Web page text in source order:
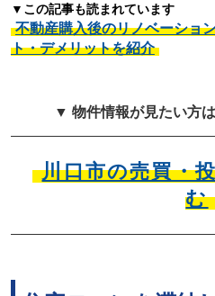
▼この記事も読まれています
不動産購入後のリノベーショ
ト・デメリットを紹介
▼ 物件情報が見たい方
川口市の売買・
む